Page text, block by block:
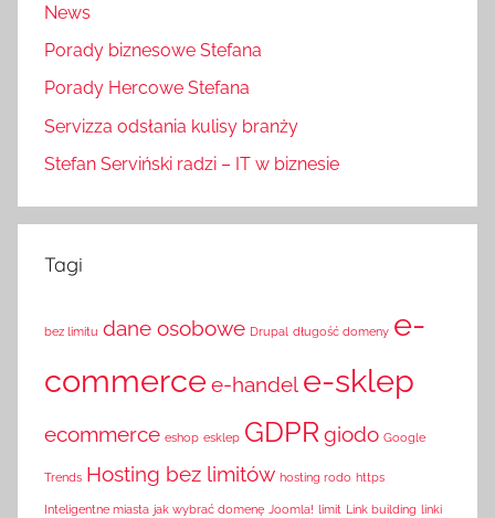
News
Porady biznesowe Stefana
Porady Hercowe Stefana
Servizza odsłania kulisy branży
Stefan Serviński radzi – IT w biznesie
Tagi
bez limitu dane osobowe Drupal długość domeny e-
commercee-handel e-sklep
ecommerce eshop esklep GDPRgiodo Google
Trends Hosting bez limitów hosting rodo https
Inteligentne miasta jak wybrać domenę Joomla! limit Link building linki